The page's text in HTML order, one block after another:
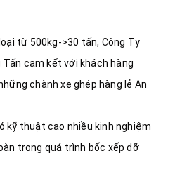
từ 500kg->30 tấn, Công Ty
Tấn cam kết với khách hàng
chành xe ghép hàng lẻ An
kỹ thuật cao nhiều kinh nghiệm
trong quá trình bốc xếp dỡ